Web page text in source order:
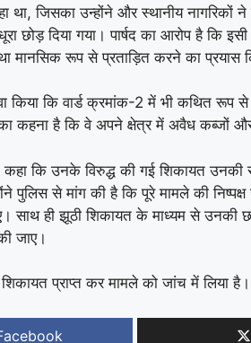
था, जिसका उन्होंने और स्थानीय
छोड़ दिया गया। पार्षद का आरोप है कि
मानसिक रूप से प्रताड़ित करने का प्रयास
किया कि वार्ड क्रमांक-2 में भी कथित
कहना है कि वे अपने क्षेत्र में अवैध कब्जों
कहा कि उनके विरुद्ध की गई शिकायत उनकी
पुलिस से मांग की है कि पूरे मामले की
साथ ही झूठी शिकायत के माध्यम से उनकी
जाए।
प्राप्त कर मामले को जांच में लिया